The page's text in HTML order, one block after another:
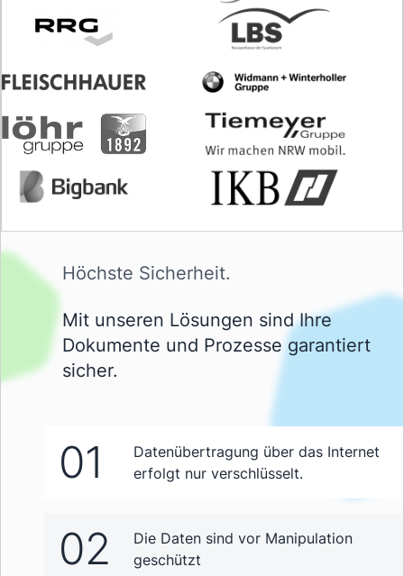
Höchste Sicherheit.
Mit unseren Lösungen sind Ihre
Dokumente und Prozesse garantiert
sicher.
01
Datenübertragung über das Internet
erfolgt nur verschlüsselt.
02
Die Daten sind vor Manipulation
geschützt